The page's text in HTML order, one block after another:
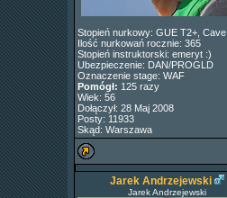
Stopień nurkowy: GUE T2+, Cave
Ilość nurkowań rocznie: 365
Stopień instruktorski: emeryt :)
Ubezpieczenie: DAN/PROGLD
Oznaczenie stage: WAF
Pomógł: 125 razy
Wiek: 56
Dołączył: 28 Maj 2008
Posty: 11933
Skąd: Warszawa
Jarek Andrzejewski
Jarek Andrzejewski